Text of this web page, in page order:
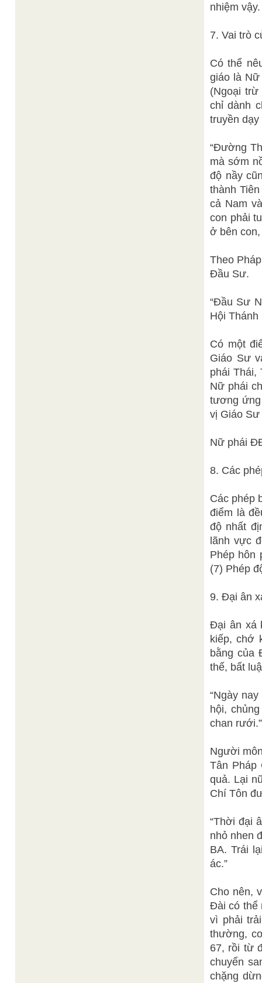
nhiệm vậy.
7. Vai trò
Có thể
giáo là
(Ngoại
chỉ dành
truyền
“Đường
mà sớm
độ nầy
thành
cả Nam
con phải
ở bên
Theo
Đầu Sư.
“Đầu Sư
Hội
Có một
Giáo Sư
phái Thái,
Nữ phái
tương ứng
vị Giáo Sư
Nữ phái
8. Các
Các phép
điểm là
độ nhất
lãnh vực
Phép hôn
(7) Phép
9. Đại ân
Đại ân xá
kiếp, chớ
bằng của
thế, bất
“Ngày
hội,
chan rưới.”
Người
Tân Pháp
quả. Lại
Chí Tôn
“Thời đại
nhỏ nhen
BA. Trái
ác.”
Cho nên,
Đài có thể
vì phải
thường,
67, rồi từ
chuyển
chặng